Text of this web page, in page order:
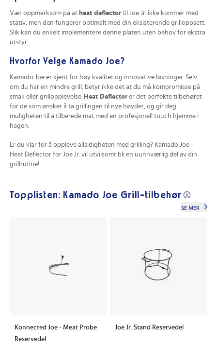
Vær oppmerksom på at heat deflector til Joe Jr. ikke kommer med
stativ, men den fungerer optimalt med din eksisterende grilloppsett.
Slik kan du enkelt implementere denne platen uten behov for ekstra
utstyr.
Hvorfor Velge Kamado Joe?
Kamado Joe er kjent for høy kvalitet og innovative løsninger. Selv
om du har en mindre grill, betyr ikke det at du må kompromisse på
smak eller grillopplevelse. Heat Deflector er det perfekte tilbehøret
for de som ønsker å ta grillingen til nye høyder, og gir deg
muligheten til å tilberede mat med en profesjonell touch hjemme i
hagen.
Er du klar for å oppleve allsidigheten med grilling? Kamado Joe -
Heat Deflector for Joe Jr. vil utvilsomt bli en uunnværlig del av din
grillrutine!
Topplisten: Kamado Joe Grill-tilbehør
SE MER
Konnected Joe - Meat Probe
Reservedel
Joe Jr. Stand Reservedel